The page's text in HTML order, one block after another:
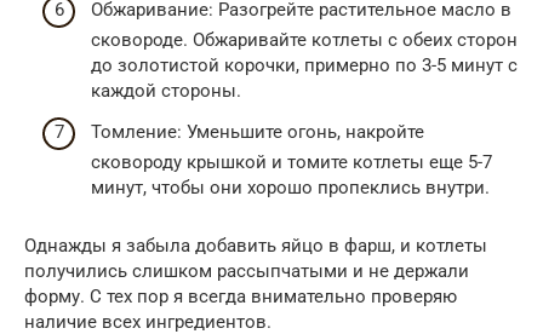
Обжаривание: Разогрейте растительное масло в
сковороде. Обжаривайте котлеты с обеих сторон
до золотистой корочки, примерно по 3-5 минут с
каждой стороны.
Томление: Уменьшите огонь, накройте
сковороду крышкой и томите котлеты еще 5-7
минут, чтобы они хорошо пропеклись внутри.
Однажды я забыла добавить яйцо в фарш, и котлеты
получились слишком рассыпчатыми и не держали
форму. С тех пор я всегда внимательно проверяю
наличие всех ингредиентов.